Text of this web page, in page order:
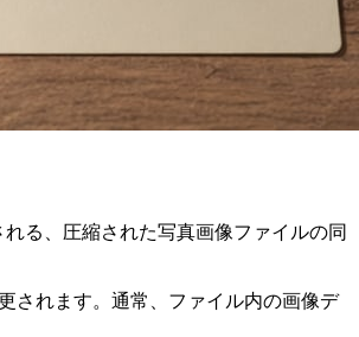
る、圧縮された写真画像ファイルの同
されます。通常、ファイル内の画像デ